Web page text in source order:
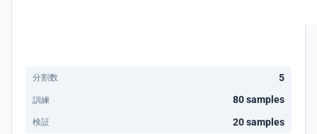
分割数 5
訓練 80 samples
検証 20 samples